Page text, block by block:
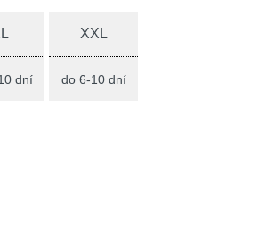
dní
XXL
do 6-10 dní